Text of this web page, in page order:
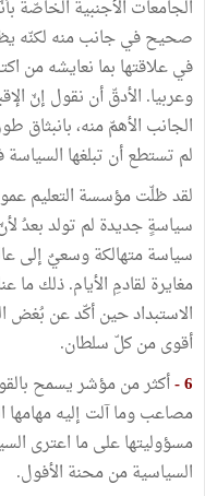
الجامعات الأجنبية الخاصّة
صحيح في جانب منه لكنّه
في علاقتها بما نعايشه من
وعربيا. الأدقّ أن نقول إنّ
الجانب الأهمّ منه، بانبثاق
لم تستطع أن تبلغها
لقد ظلّت مؤسسة التعليم
سياسةٍ جديدة لم تولد بعدُ
سياسة متهالكة وسعيٌ إلى
مغايرة لقادمِ الأيام. ذلك ما
الاستبداد حين أكّد عن بُغض
أقوى من كلّ سلطان.
6 - أكثر من مؤشر يسمح
مصاعب وما آلت إليه
مسؤوليتها على ما اعترى
السياسية من محنة الأفول.